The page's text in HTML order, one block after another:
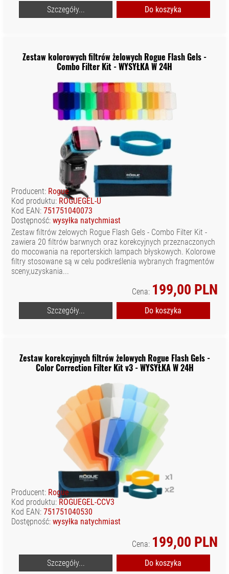
Szczegóły... Do koszyka
Zestaw kolorowych filtrów żelowych Rogue Flash Gels -
Combo Filter Kit - WYSYŁKA W 24H
Producent: Rogue
Kod produktu: ROGUEGEL-U
Kod EAN: 751751040073
Dostępność: wysyłka natychmiast
Zestaw filtrów żelowych Rogue Flash Gels - Combo Filter Kit -
zawiera 20 filtrów barwnych oraz korekcyjnych przeznaczonych
do mocowania na reporterskich lampach błyskowych. Kolorowe
filtry stosowane są w celu podkreślenia wybranych fragmentów
sceny,uzyskania...
Cena: 199,00 PLN
Szczegóły... Do koszyka
Zestaw korekcyjnych filtrów żelowych Rogue Flash Gels -
Color Correction Filter Kit v3 - WYSYŁKA W 24H
Producent: Rogue
Kod produktu: ROGUEGEL-CCV3
Kod EAN: 751751040530
Dostępność: wysyłka natychmiast
Cena: 199,00 PLN
Szczegóły... Do koszyka